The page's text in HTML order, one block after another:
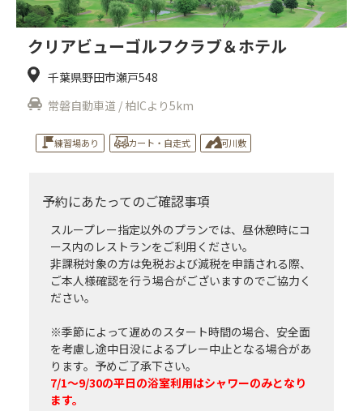
クリアビューゴルフクラブ＆ホテル
千葉県野田市瀬戸548
常磐自動車道 / 柏ICより5km
練習場あり カート・自走式 河川敷
予約にあたってのご確認事項
スループレー指定以外のプランでは、昼休憩時にコ
ース内のレストランをご利用ください。
非課税対象の方は免税および減税を申請される際、
ご本人様確認を行う場合がございますのでご協力く
ださい。
※季節によって遅めのスタート時間の場合、安全面
を考慮し途中日没によるプレー中止となる場合があ
ります。予めご了承下さい。
7/1～9/30の平日の浴室利用はシャワーのみとなり
ます。